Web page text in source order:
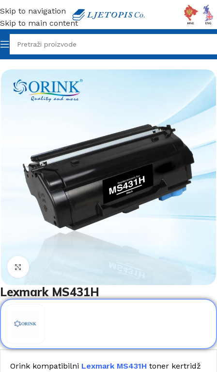
Skip to navigation
Skip to main content
Početna/ Orink toneri
Click to enlarge
Lexmark MS431H
Orink kompatibilni Lexmark MS431H toner kertridž